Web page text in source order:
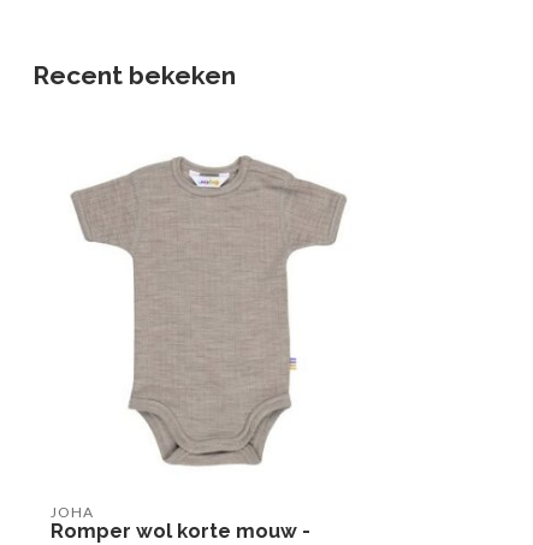
Recent bekeken
JOHA
Romper wol korte mouw -